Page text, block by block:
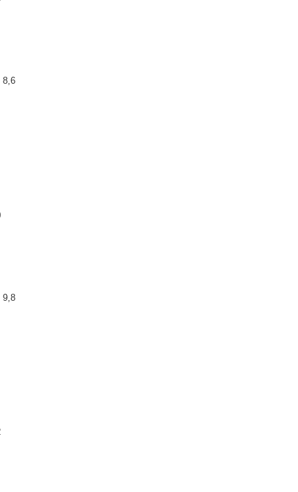
8,6
9,8